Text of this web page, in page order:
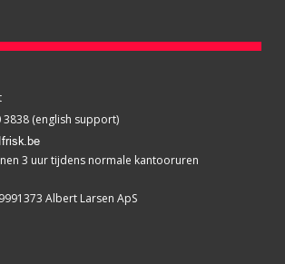
3838 (english support)
3 uur tijdens normale kantooruren
Albert Larsen ApS